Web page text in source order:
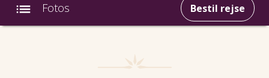
Fotos Bestil rejse